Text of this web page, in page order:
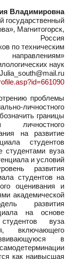
Владимировна
государственный
Магнитогорск,
Россия
по техническим
направлениям»
наук
проблемы
личностного
границы
личностного
на развитие
студентов
студентами вуза
и условий
развития
студентов на
оценивания и
академической
развития
на основе
вуза
включающего
в
как наивысшая